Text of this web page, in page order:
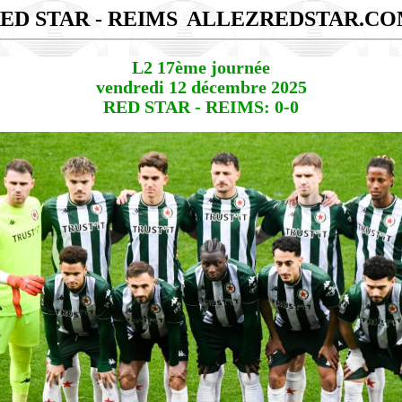
STAR - REIMS
L2 17ème journée
vendredi 12 décembre 2025
RED STAR - REIMS: 0-0